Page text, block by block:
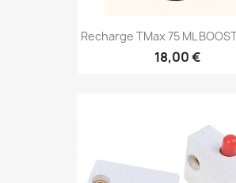
Recharge TMax 75 ML
18,00 €